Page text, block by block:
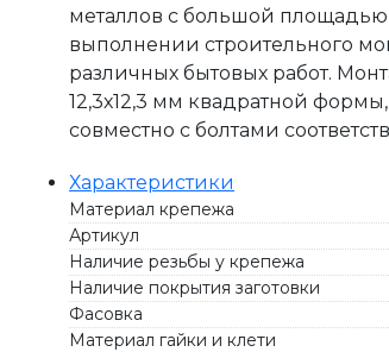
металлов с большой
выполнении строительного
различных бытовых работ.
12,3х12,3 мм квадратной
совместно с болтами
Характеристики
Материал крепежа
Артикул
Наличие резьбы у крепежа
Наличие покрытия заготовки
Фасовка
Материал гайки и клети